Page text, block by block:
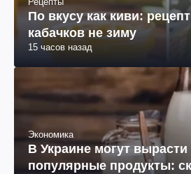
По вкусу как киви:
кабачков не зиму
15 часов назад
Экономика
В Украине могут
популярные продукты: